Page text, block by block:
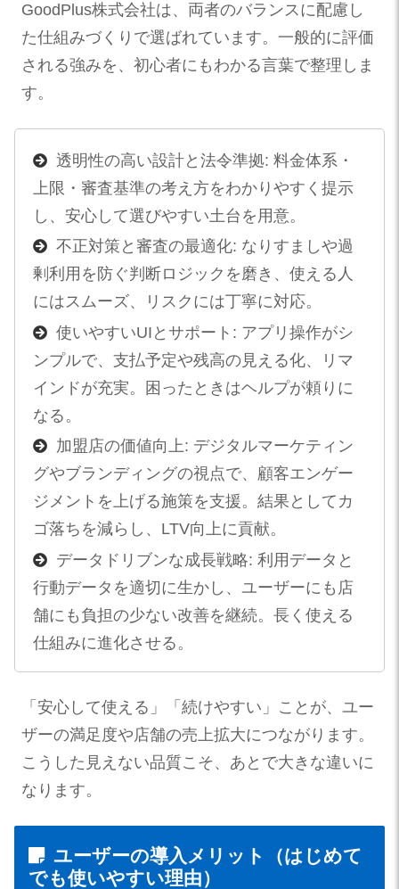
GoodPlus株式会社は、両者のバランスに配慮し
た仕組みづくりで選ばれています。一般的に評価
される強みを、初心者にもわかる言葉で整理しま
す。
透明性の高い設計と法令準拠: 料金体系・
上限・審査基準の考え方をわかりやすく提示
し、安心して選びやすい土台を用意。
不正対策と審査の最適化: なりすましや過
剰利用を防ぐ判断ロジックを磨き、使える人
にはスムーズ、リスクには丁寧に対応。
使いやすいUIとサポート: アプリ操作がシ
ンプルで、支払予定や残高の見える化、リマ
インドが充実。困ったときはヘルプが頼りに
なる。
加盟店の価値向上: デジタルマーケティン
グやブランディングの視点で、顧客エンゲー
ジメントを上げる施策を支援。結果としてカ
ゴ落ちを減らし、LTV向上に貢献。
データドリブンな成長戦略: 利用データと
行動データを適切に生かし、ユーザーにも店
舗にも負担の少ない改善を継続。長く使える
仕組みに進化させる。
「安心して使える」「続けやすい」ことが、ユー
ザーの満足度や店舗の売上拡大につながります。
こうした見えない品質こそ、あとで大きな違いに
なります。
ユーザーの導入メリット（はじめて
でも使いやすい理由）